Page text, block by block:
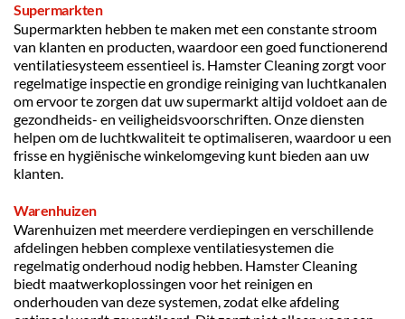
Supermarkten
Supermarkten hebben te maken met een constante stroom
van klanten en producten, waardoor een goed functionerend
ventilatiesysteem essentieel is. Hamster Cleaning zorgt voor
regelmatige inspectie en grondige reiniging van luchtkanalen
om ervoor te zorgen dat uw supermarkt altijd voldoet aan de
gezondheids- en veiligheidsvoorschriften. Onze diensten
helpen om de luchtkwaliteit te optimaliseren, waardoor u een
frisse en hygiënische winkelomgeving kunt bieden aan uw
klanten.
Warenhuizen
Warenhuizen met meerdere verdiepingen en verschillende
afdelingen hebben complexe ventilatiesystemen die
regelmatig onderhoud nodig hebben. Hamster Cleaning
biedt maatwerkoplossingen voor het reinigen en
onderhouden van deze systemen, zodat elke afdeling